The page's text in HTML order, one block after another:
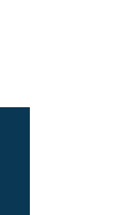
för högkvalitativa
kväve regenererar det
kräver extremt låg syrehalt,